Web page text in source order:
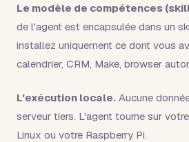
Le modèle de compétences
de l'agent est encapsulée dans un
installez uniquement ce dont vous
calendrier, CRM, Make, browser
L'exécution locale. Aucune
serveur tiers. L'agent tourne sur
Linux ou votre Raspberry Pi.